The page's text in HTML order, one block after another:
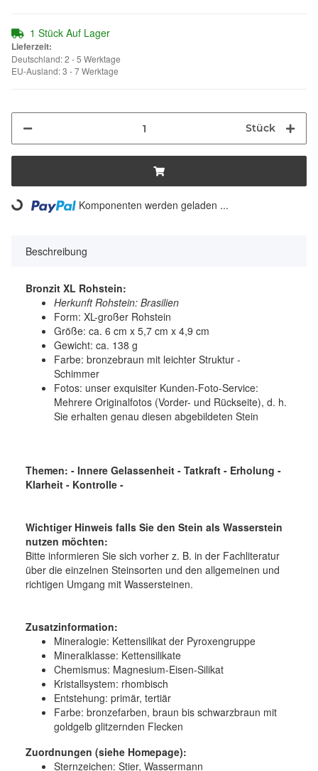
1 Stück Auf Lager
Lieferzeit:
Deutschland: 2 - 5 Werktage
EU-Ausland: 3 - 7 Werktage
Stück
Loading... Komponenten werden geladen ...
Beschreibung
Bronzit XL Rohstein:
Herkunft Rohstein: Brasilien
Form: XL-großer Rohstein
Größe: ca. 6 cm x 5,7 cm x 4,9 cm
Gewicht: ca. 138 g
Farbe: bronzebraun mit leichter Struktur -
Schimmer
Fotos: unser exquisiter Kunden-Foto-Service:
Mehrere Originalfotos (Vorder- und Rückseite), d. h.
Sie erhalten genau diesen abgebildeten Stein
Themen: - Innere Gelassenheit - Tatkraft - Erholung -
Klarheit - Kontrolle -
Wichtiger Hinweis falls Sie den Stein als Wasserstein
nutzen möchten:
Bitte informieren Sie sich vorher z. B. in der Fachliteratur
über die einzelnen Steinsorten und den allgemeinen und
richtigen Umgang mit Wassersteinen.
Zusatzinformation:
Mineralogie: Kettensilikat der Pyroxengruppe
Mineralklasse: Kettensilikate
Chemismus: Magnesium-Eisen-Silikat
Kristallsystem: rhombisch
Entstehung: primär, tertiär
Farbe: bronzefarben, braun bis schwarzbraun mit
goldgelb glitzernden Flecken
Zuordnungen (siehe Homepage):
Sternzeichen: Stier, Wassermann